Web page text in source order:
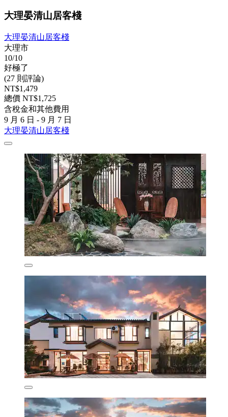
大理晏清山居客棧
大理晏清山居客棧
大理市
10/10
好極了
(27 則評論)
NT$1,479
總價 NT$1,725
含稅金和其他費用
9 月 6 日 - 9 月 7 日
大理晏清山居客棧